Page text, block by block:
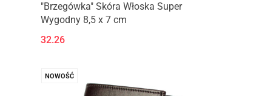
"Brzegówka" Skóra Włoska Super
Wygodny 8,5 x 7 cm
32.26
NOWOŚĆ